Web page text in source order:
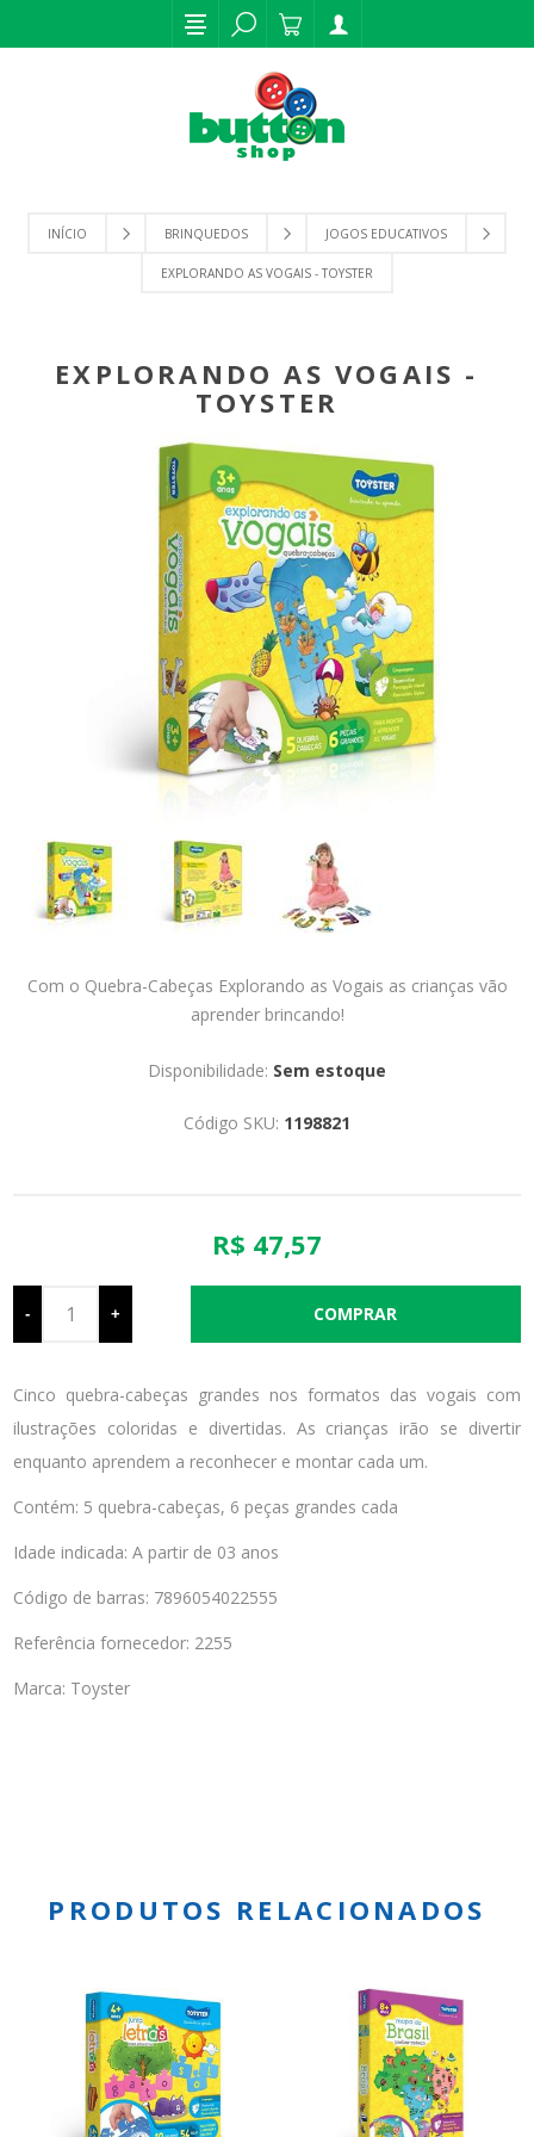
INÍCIO BRINQUEDOS JOGOS EDUCATIVOS
EXPLORANDO AS VOGAIS - TOYSTER
EXPLORANDO AS VOGAIS -
TOYSTER
Com o Quebra-Cabeças Explorando as Vogais as crianças vão
aprender brincando!
Disponibilidade: Sem estoque
Código SKU: 1198821
R$ 47,57
- +
Cinco quebra-cabeças grandes nos formatos das vogais com
ilustrações coloridas e divertidas. As crianças irão se divertir
enquanto aprendem a reconhecer e montar cada um.
Contém: 5 quebra-cabeças, 6 peças grandes cada
Idade indicada: A partir de 03 anos
Código de barras: 7896054022555
Referência fornecedor: 2255
Marca: Toyster
PRODUTOS RELACIONADOS